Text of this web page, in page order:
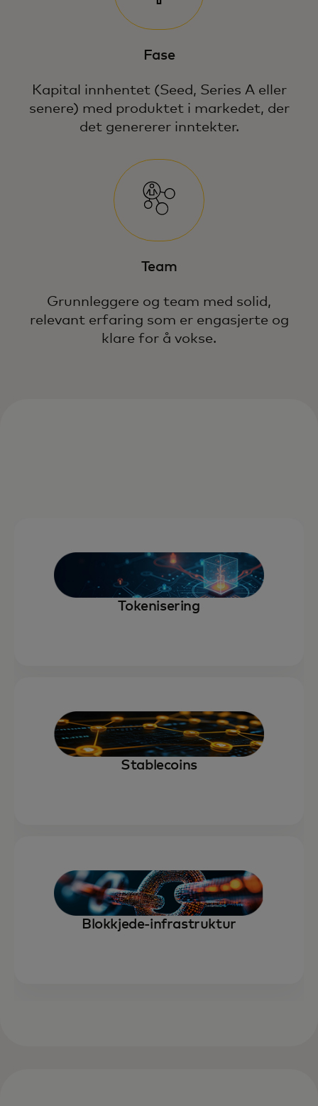
Fase
Kapital innhentet (Seed, Series A eller
senere) med produktet i markedet, der
det genererer inntekter.
Team
Grunnleggere og team med solid,
relevant erfaring som er engasjerte og
klare for å vokse.
Tokenisering
Stablecoins
Blokkjede-infrastruktur